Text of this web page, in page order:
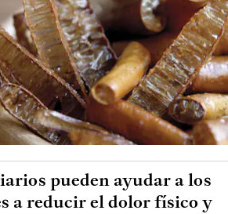
pueden ayudar a los
a reducir el dolor físico y